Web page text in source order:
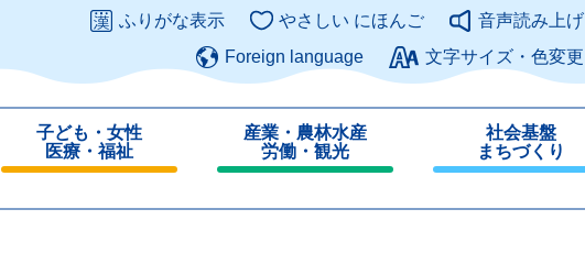
このページの本文へ
ふりがな表示 やさしい にほんご
音声読み上げ
Foreign language
文字サイズ・色変更
子ども・女性
医療・福祉
じ
産業・農林水産
労働・観光
じ
社会基盤
まちづくり
じ